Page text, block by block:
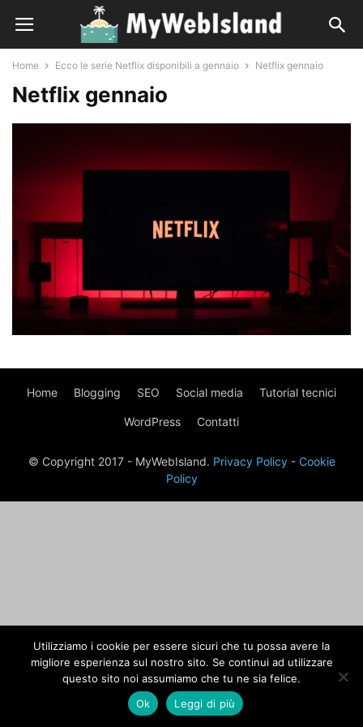
Home Ecco le serie Netflix disponibili a gennaio Netflix gennaio
Netflix gennaio
Home Blogging SEO Social media Tutorial tecnici
WordPress Contatti
© Copyright 2017 - MyWebIsland. Privacy Policy- Cookie
Policy
Utilizziamo i cookie per essere sicuri che tu possa avere la
migliore esperienza sul nostro sito. Se continui ad utilizzare
questo sito noi assumiamo che tu ne sia felice.
Ok
Leggi di più